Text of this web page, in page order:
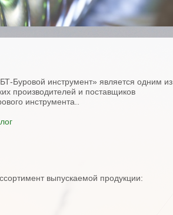
Буровой инструмент» является одним из
производителей и поставщиков
инструмента..
выпускаемой продукции: